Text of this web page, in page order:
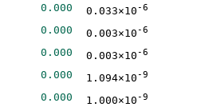
0.000 0.033×10-6
0.000 0.003×10-6
0.000 0.003×10-6
0.000 1.094×10-9
0.000 1.000×10-9